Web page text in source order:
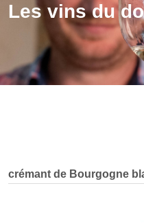
Les vins du
crémant de Bourgogne